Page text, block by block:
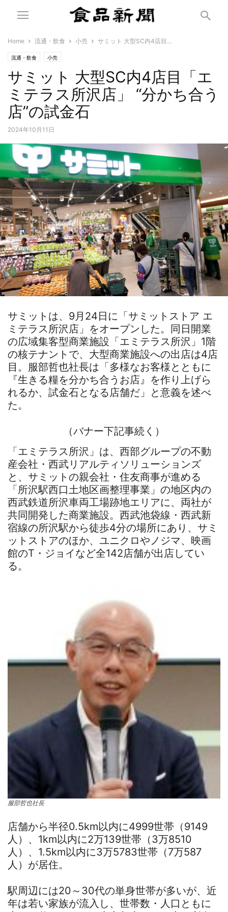
Home 流通・飲食 小売 サミット 大型SC内4店目...
流通・飲食 小売
サミット 大型SC内4店目「エ
ミテラス所沢店」 “分かち合う
店”の試金石
2024年10月11日
サミットは、9月24日に「サミットストア エ
ミテラス所沢店」をオープンした。同日開業
の広域集客型商業施設「エミテラス所沢」1階
の核テナントで、大型商業施設への出店は4店
目。服部哲也社長は「多様なお客様とともに
『生きる糧を分かち合うお店』を作り上げら
れるか、試金石となる店舗だ」と意義を述べ
た。
（バナー下記事続く）
「エミテラス所沢」は、西部グループの不動
産会社・西武リアルティソリューションズ
と、サミットの親会社・住友商事が進める
「所沢駅西口土地区画整理事業」の地区内の
西武鉄道所沢車両工場跡地エリアに、両社が
共同開発した商業施設。西武池袋線・西武新
宿線の所沢駅から徒歩4分の場所にあり、サミ
ットストアのほか、ユニクロやノジマ、映画
館のT・ジョイなど全142店舗が出店してい
る。
服部哲也社長
店舗から半径0.5km以内に4999世帯（9149
人）、1km以内に2万139世帯（3万8510
人）、1.5km以内に3万5783世帯（7万587
人）が居住。
駅周辺には20～30代の単身世帯が多いが、近
年は若い家族が流入し、世帯数・人口ともに